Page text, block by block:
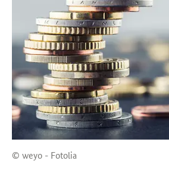
© weyo - Fotolia